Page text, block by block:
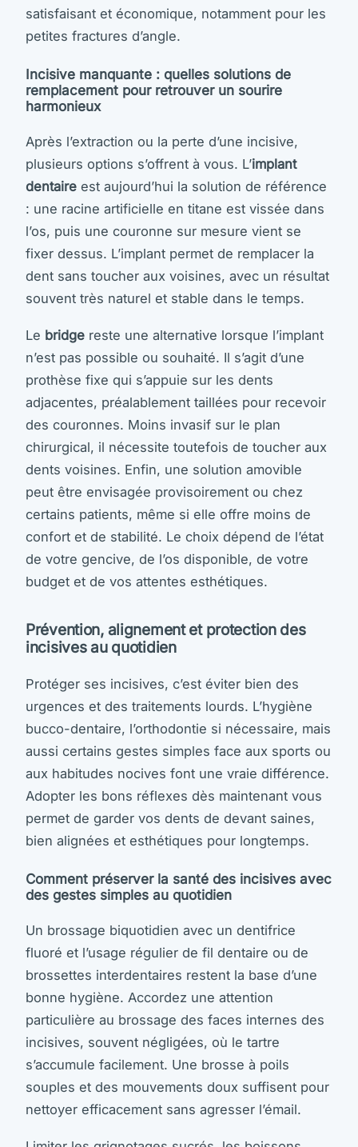
satisfaisant et économique, notamment pour les
petites fractures d’angle.
Incisive manquante : quelles solutions de
remplacement pour retrouver un sourire
harmonieux
Après l’extraction ou la perte d’une incisive,
plusieurs options s’offrent à vous. L’implant
dentaire est aujourd’hui la solution de référence
: une racine artificielle en titane est vissée dans
l’os, puis une couronne sur mesure vient se
fixer dessus. L’implant permet de remplacer la
dent sans toucher aux voisines, avec un résultat
souvent très naturel et stable dans le temps.
Le bridge reste une alternative lorsque l’implant
n’est pas possible ou souhaité. Il s’agit d’une
prothèse fixe qui s’appuie sur les dents
adjacentes, préalablement taillées pour recevoir
des couronnes. Moins invasif sur le plan
chirurgical, il nécessite toutefois de toucher aux
dents voisines. Enfin, une solution amovible
peut être envisagée provisoirement ou chez
certains patients, même si elle offre moins de
confort et de stabilité. Le choix dépend de l’état
de votre gencive, de l’os disponible, de votre
budget et de vos attentes esthétiques.
Prévention, alignement et protection des
incisives au quotidien
Protéger ses incisives, c’est éviter bien des
urgences et des traitements lourds. L’hygiène
bucco-dentaire, l’orthodontie si nécessaire, mais
aussi certains gestes simples face aux sports ou
aux habitudes nocives font une vraie différence.
Adopter les bons réflexes dès maintenant vous
permet de garder vos dents de devant saines,
bien alignées et esthétiques pour longtemps.
Comment préserver la santé des incisives avec
des gestes simples au quotidien
Un brossage biquotidien avec un dentifrice
fluoré et l’usage régulier de fil dentaire ou de
brossettes interdentaires restent la base d’une
bonne hygiène. Accordez une attention
particulière au brossage des faces internes des
incisives, souvent négligées, où le tartre
s’accumule facilement. Une brosse à poils
souples et des mouvements doux suffisent pour
nettoyer efficacement sans agresser l’émail.